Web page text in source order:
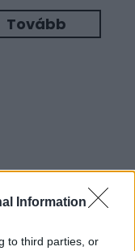
Information
to third parties, or
Tovább